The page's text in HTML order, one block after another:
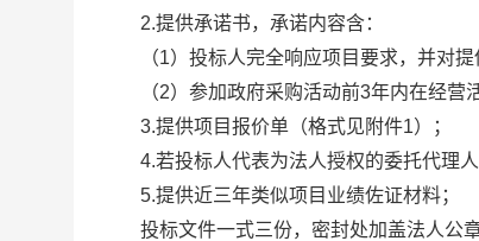
2.提供承诺书，承诺内容含：
（1）投标人完全响应项目要求，并对提
（2）参加政府采购活动前3年内在经营活
3.提供项目报价单（格式见附件1）；
4.若投标人代表为法人授权的委托代理人
5.提供近三年类似项目业绩佐证材料；
投标文件一式三份，密封处加盖法人公章